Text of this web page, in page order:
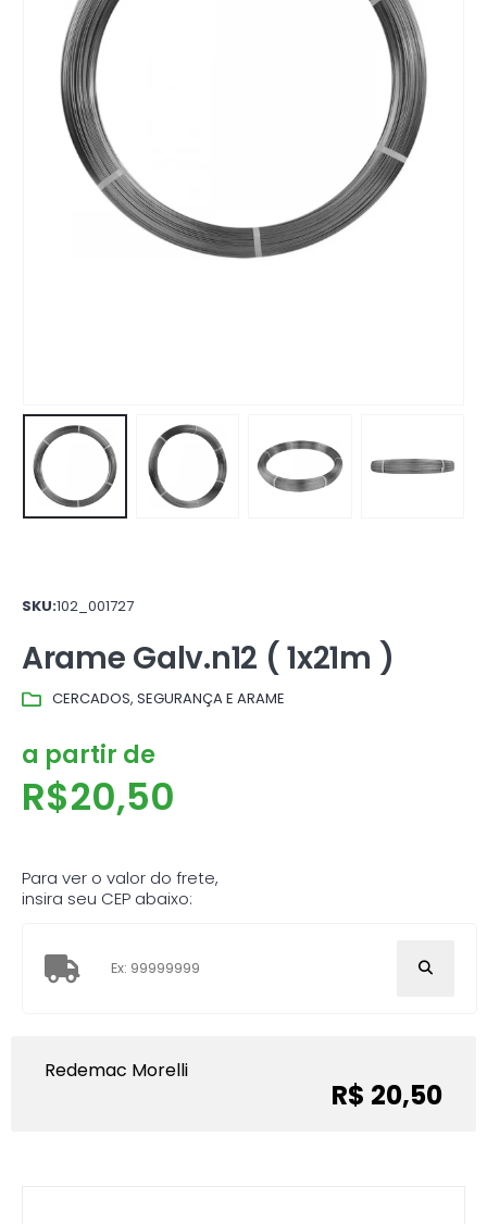
SKU:102_001727
Arame Galv.n12 ( 1x21m )
CERCADOS, SEGURANÇA E ARAME
a partir de
R$20,50
Para ver o valor do frete,
insira seu CEP abaixo:
Redemac Morelli
R$ 20,50